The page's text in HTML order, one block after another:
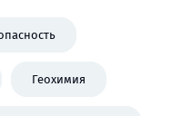
Геохимия